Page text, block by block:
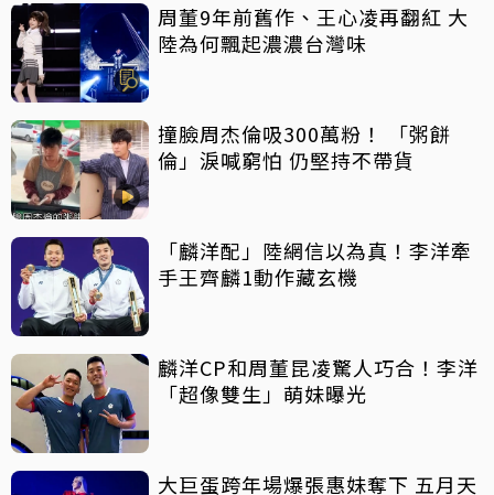
周董9年前舊作、王心凌再翻紅 大
陸為何飄起濃濃台灣味
撞臉周杰倫吸300萬粉！ 「粥餅
倫」淚喊窮怕 仍堅持不帶貨
「麟洋配」陸網信以為真！李洋牽
手王齊麟1動作藏玄機
麟洋CP和周董昆凌驚人巧合！李洋
「超像雙生」萌妹曝光
大巨蛋跨年場爆張惠妹奪下 五月天